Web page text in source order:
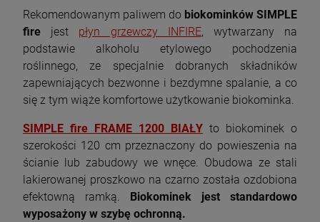
szt.
DO KOSZYKA
DO KOSZYKA
Rekomendowanym paliwem do biokominków SIMPLE
fire jest płyn grzewczy INFIRE, wytwarzany na
podstawie alkoholu etylowego pochodzenia
roślinnego, ze specjalnie dobranych składników
zapewniających bezwonne i bezdymne spalanie, a co
się z tym wiąże komfortowe użytkowanie biokominka.
SIMPLE fire FRAME 1200 BIAŁY to biokominek o
szerokości 120 cm przeznaczony do powieszenia na
ścianie lub zabudowy we wnęce. Obudowa ze stali
lakierowanej proszkowo na czarno została ozdobiona
efektowną ramką.
Biokominek jest standardowo
wyposażony w szybę ochronną.